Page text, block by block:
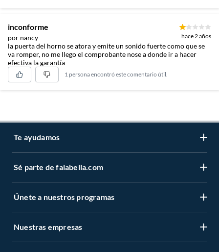
inconforme
por nancy hace 2 años
la puerta del horno se atora y emite un sonido fuerte como que se
va romper, no me llego el comprobante nose a donde ir a hacer
efectiva la garantía
1 persona encontró este comentario útil.
Te ayudamos
Atención por WhatsApp
Cambios y devoluciones
Sé parte de falabella.com
Trabaja con nosotros
Únete a nuestros programas
Novios Falabella
Nuestras empresas